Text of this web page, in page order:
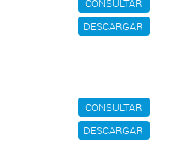
DESCARGAR
CONSULTAR
DESCARGAR